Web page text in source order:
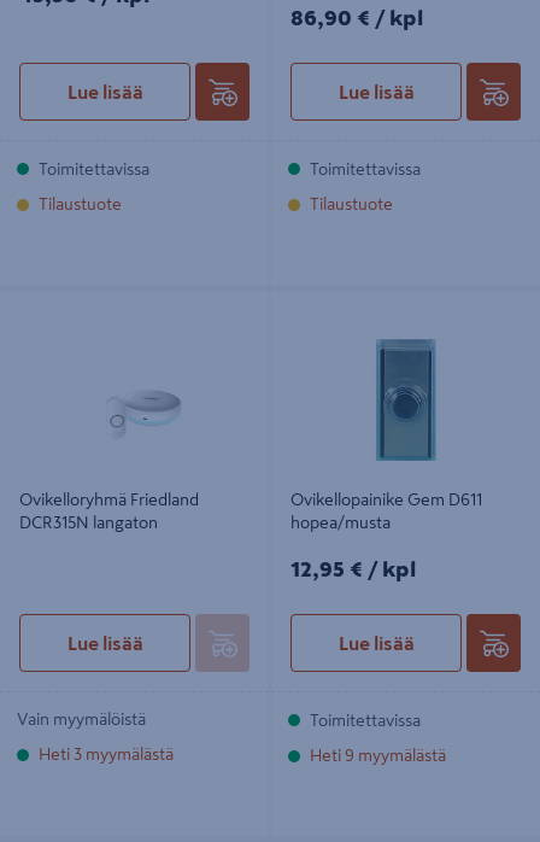
Lue lisää
Toimitettavissa
Tilaustuote
86,90€/kpl
86,90 € / kpl
Lue lisää
Toimitettavissa
Tilaustuote
Ovikelloryhmä Friedland
DCR315N langaton
Lue lisää
Vain myymälöistä
Heti 3 myymälästä
Ovikellopainike Gem D611
hopea/musta
12,95€/kpl
12,95 € / kpl
Lue lisää
Toimitettavissa
Heti 9 myymälästä